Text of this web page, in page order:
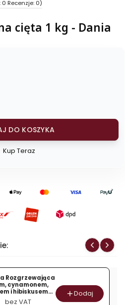
0 Recenzje: 0)
cięta 1 kg - Dania
DO KOSZYKA
Szybki
produktu
suszona
Dania
Babci
Zosi
Kup Teraz
Rozgrzewająca
cynamonem,
i hibiskusem
bez VAT
Dodaj